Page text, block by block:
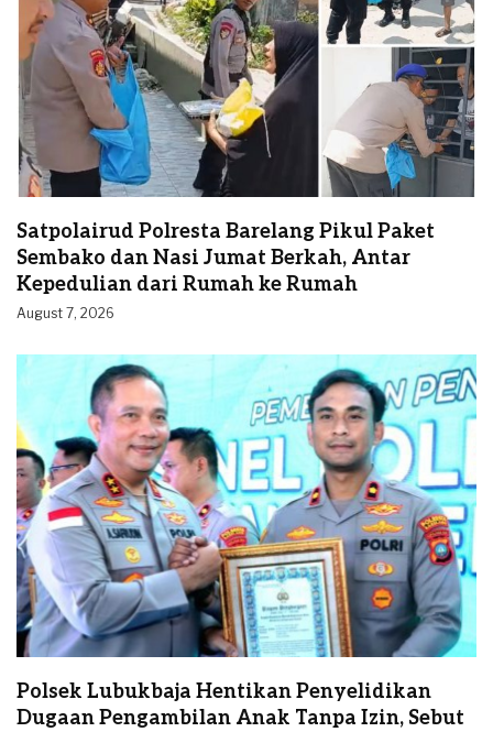
Satpolairud Polresta Barelang Pikul Paket
Sembako dan Nasi Jumat Berkah, Antar
Kepedulian dari Rumah ke Rumah
August 7, 2026
Polsek Lubukbaja Hentikan Penyelidikan
Dugaan Pengambilan Anak Tanpa Izin, Sebut